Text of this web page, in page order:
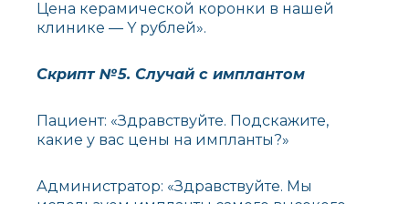
Цена керамической коронки в нашей
клинике — Y рублей».
Скрипт №5. Случай с имплантом
Пациент: «Здравствуйте. Подскажите,
какие у вас цены на импланты?»
Администратор: «Здравствуйте. Мы